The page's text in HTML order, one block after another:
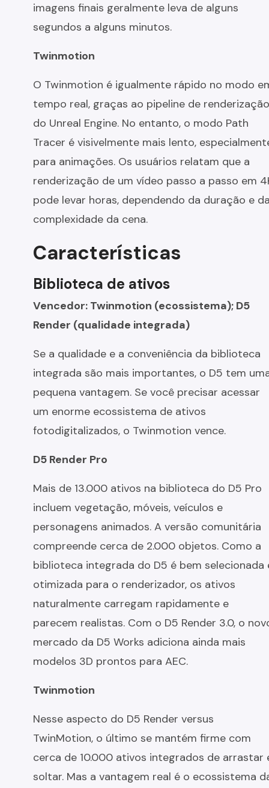
imagens finais geralmente leva de alguns
segundos a alguns minutos.
Twinmotion
O Twinmotion é igualmente rápido no modo
tempo real, graças ao pipeline de renderização
do Unreal Engine. No entanto, o modo Path
Tracer é visivelmente mais lento,
para animações. Os usuários relatam que a
renderização de um vídeo passo a passo em
pode levar horas, dependendo da duração e
complexidade da cena.
Características
Biblioteca de ativos
Vencedor: Twinmotion (ecossistema); D5
Render (qualidade integrada)
Se a qualidade e a conveniência da biblioteca
integrada são mais importantes, o D5 tem
pequena vantagem. Se você precisar acessar
um enorme ecossistema de ativos
fotodigitalizados, o Twinmotion vence.
D5 Render Pro
Mais de 13.000 ativos na biblioteca do D5 Pro
incluem vegetação, móveis, veículos e
personagens animados. A versão comunitária
compreende cerca de 2.000 objetos. Como a
biblioteca integrada do D5 é bem selecionada
otimizada para o renderizador, os ativos
naturalmente carregam rapidamente e
parecem realistas. Com o D5 Render 3.0, o
mercado da D5 Works adiciona ainda mais
modelos 3D prontos para AEC.
Twinmotion
Nesse aspecto do D5 Render versus
TwinMotion, o último se mantém firme com
cerca de 10.000 ativos integrados de arrastar
soltar. Mas a vantagem real é o ecossistema